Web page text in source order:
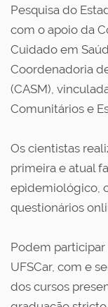
Pesquisa do
com o apoio da
Cuidado em
Coordenadoria
(CASM),
Comunitários e
Os cientistas
primeira e atual
epidemiológico,
questionários
Podem
UFSCar, com e
dos cursos